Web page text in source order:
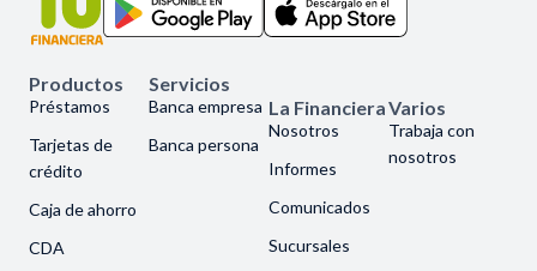
Productos
Préstamos
Tarjetas de
crédito
Caja de ahorro
CDA
Servicios
Banca empresa
Banca persona
La Financiera
Nosotros
Informes
Comunicados
Sucursales
Varios
Trabaja con
nosotros